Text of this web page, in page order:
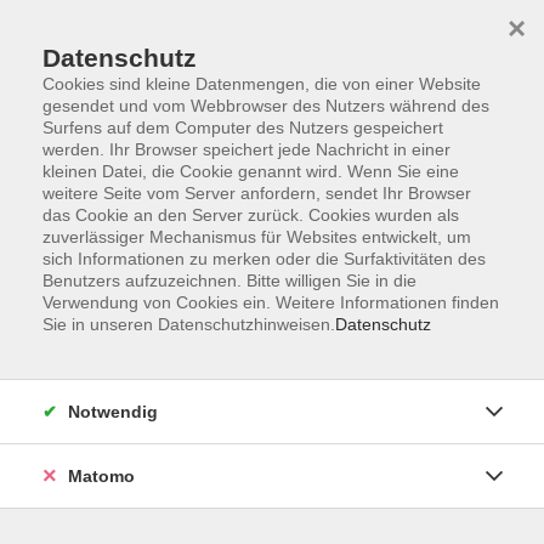
Zum Hauptinhalt springen
Der Kurs konnte nicht gefunden werden.
Volkshochschule Bad Reichenhall
(Eine Einrichtung der Stadt Bad Reichenhall)
Datenschutz
Cookies sind kleine Datenmengen, die von einer Website
gesendet und vom Webbrowser des Nutzers während des
Surfens auf dem Computer des Nutzers gespeichert
werden. Ihr Browser speichert jede Nachricht in einer
kleinen Datei, die Cookie genannt wird. Wenn Sie eine
weitere Seite vom Server anfordern, sendet Ihr Browser
das Cookie an den Server zurück. Cookies wurden als
zuverlässiger Mechanismus für Websites entwickelt, um
sich Informationen zu merken oder die Surfaktivitäten des
Benutzers aufzuzeichnen. Bitte willigen Sie in die
Verwendung von Cookies ein. Weitere Informationen finden
Sie in unseren Datenschutzhinweisen. Datenschutz
×
Notwendig
Matomo